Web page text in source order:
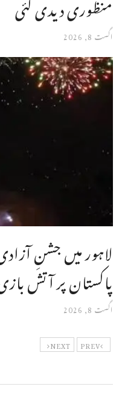
اگست 8, 2026
لاہور میں جشنِ آزادی
پاکستان پر آتش
اگست 8, 2026
PREV
NEXT